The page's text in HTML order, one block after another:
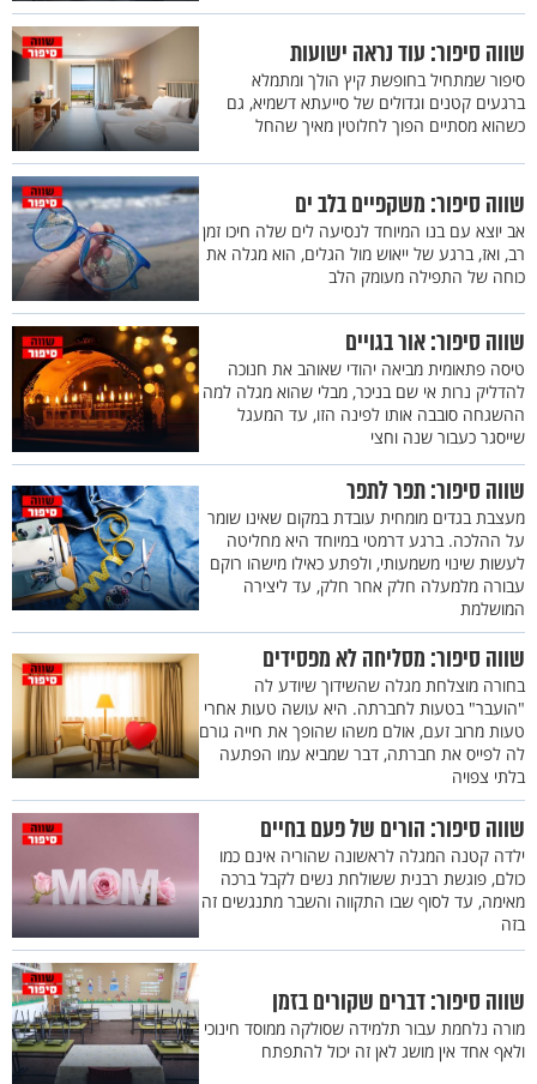
שווה סיפור: עוד נראה ישועות
סיפור שמתחיל בחופשת קיץ הולך ומתמלא
ברגעים קטנים וגדולים של סייעתא דשמיא, גם
כשהוא מסתיים הפוך לחלוטין מאיך שהחל
שווה סיפור: משקפיים בלב ים
אב יוצא עם בנו המיוחד לנסיעה לים שלה חיכו זמן
רב, ואז, ברגע של ייאוש מול הגלים, הוא מגלה את
כוחה של התפילה מעומק הלב
שווה סיפור: אור בגויים
טיסה פתאומית מביאה יהודי שאוהב את חנוכה
להדליק נרות אי שם בניכר, מבלי שהוא מגלה למה
ההשגחה סובבה אותו לפינה הזו, עד המעגל
שייסגר כעבור שנה וחצי
שווה סיפור: תפר לתפר
מעצבת בגדים מומחית עובדת במקום שאינו שומר
על ההלכה. ברגע דרמטי במיוחד היא מחליטה
לעשות שינוי משמעותי, ולפתע כאילו מישהו רוקם
עבורה מלמעלה חלק אחר חלק, עד ליצירה
המושלמת
שווה סיפור: מסליחה לא מפסידים
בחורה מוצלחת מגלה שהשידוך שיודע לה
"הועבר" בטעות לחברתה. היא עושה טעות אחרי
טעות מרוב זעם, אולם משהו שהופך את חייה גורם
לה לפייס את חברתה, דבר שמביא עמו הפתעה
בלתי צפויה
שווה סיפור: הורים של פעם בחיים
ילדה קטנה המגלה לראשונה שהוריה אינם כמו
כולם, פוגשת רבנית ששולחת נשים לקבל ברכה
מאימה, עד לסוף שבו התקווה והשבר מתנגשים זה
בזה
שווה סיפור: דברים שקורים בזמן
מורה נלחמת עבור תלמידה שסולקה ממוסד חינוכי
ולאף אחד אין מושג לאן זה יכול להתפתח